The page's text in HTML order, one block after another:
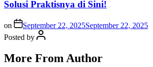
Solusi Praktisnya di Sini!
on September 22, 2025September 22, 2025
Posted by
More From Author